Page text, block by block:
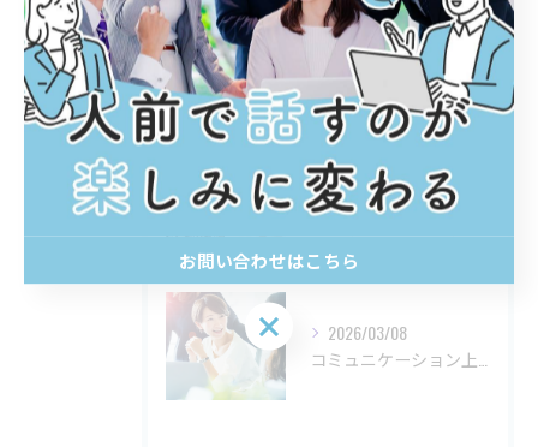
2026/05/18
笑う意味
2026/03/29
2026/03/08
お問い合わせはこちら
お問い合わせはこちら